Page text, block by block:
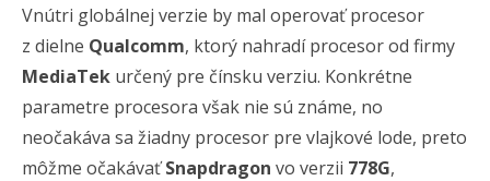
Vnútri globálnej verzie by mal operovať procesor
z dielne Qualcomm, ktorý nahradí procesor od firmy
MediaTek určený pre čínsku verziu. Konkrétne
parametre procesora však nie sú známe, no
neočakáva sa žiadny procesor pre vlajkové lode, preto
môžme očakávaťSnapdragon vo verzii 778G,